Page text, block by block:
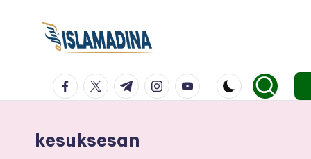
facebook.com
twitter.com
t.me instagram.com
youtube.com
kesuksesan